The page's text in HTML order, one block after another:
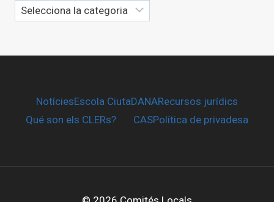
Categories
NotíciesEscola CiutaDANARecursos jurídics
Qué son els CLERs?
CASPolítica de privadesa